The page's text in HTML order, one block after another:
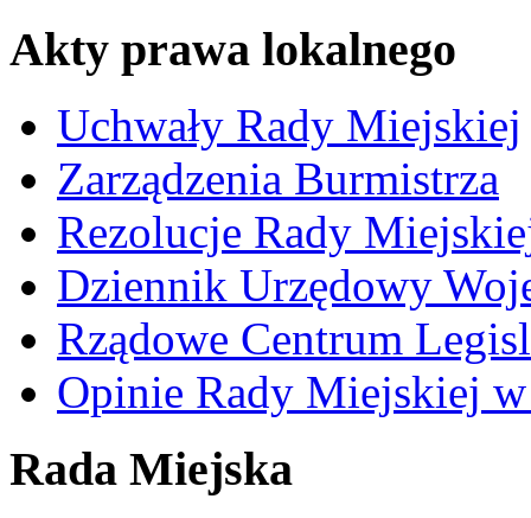
Akty prawa lokalnego
Uchwały Rady Miejskiej
Zarządzenia Burmistrza
Rezolucje Rady
Dziennik Urzędowy
Rządowe Centrum
Opinie Rady Miejskiej w
Rada Miejska